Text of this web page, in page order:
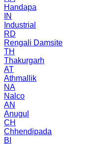
Handapa
IN
Industrial
RD
Rengali Damsite
TH
Thakurgarh
AT
Athmallik
NA
Nalco
AN
Anugul
CH
Chhendipada
BI